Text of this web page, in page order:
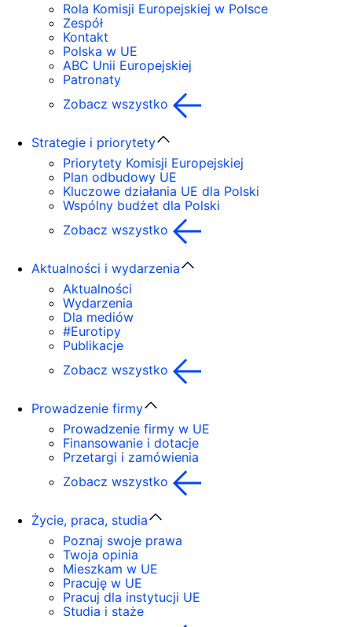
Rola Komisji Europejskiej w Polsce
Zespół
Kontakt
Polska w UE
ABC Unii Europejskiej
Patronaty
Zobacz wszystko
Strategie i priorytety
Priorytety Komisji Europejskiej
Plan odbudowy UE
Kluczowe działania UE dla Polski
Wspólny budżet dla Polski
Zobacz wszystko
Aktualności i wydarzenia
Aktualności
Wydarzenia
Dla mediów
#Eurotipy
Publikacje
Zobacz wszystko
Prowadzenie firmy
Prowadzenie firmy w UE
Finansowanie i dotacje
Przetargi i zamówienia
Zobacz wszystko
Życie, praca, studia
Poznaj swoje prawa
Twoja opinia
Mieszkam w UE
Pracuję w UE
Pracuj dla instytucji UE
Studia i staże